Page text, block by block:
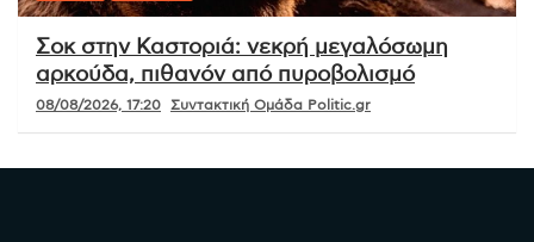
Σοκ στην Καστοριά: νεκρή μεγαλόσωμη
αρκούδα, πιθανόν από πυροβολισμό
08/08/2026, 17:20 Συντακτική Ομάδα Politic.gr